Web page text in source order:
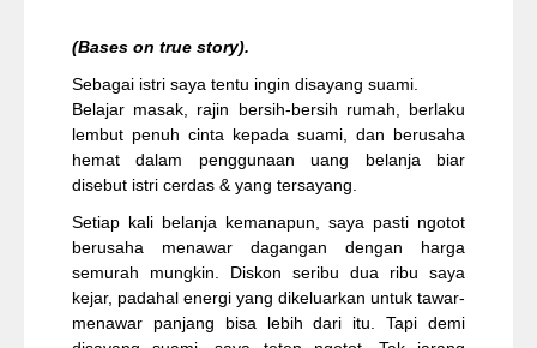
(Bases on true story).
Sebagai istri saya tentu ingin disayang suami.
Belajar masak, rajin bersih-bersih rumah, berlaku
lembut penuh cinta kepada suami, dan berusaha
hemat dalam penggunaan uang belanja biar
disebut istri cerdas & yang tersayang.
Setiap kali belanja kemanapun, saya pasti ngotot
berusaha menawar dagangan dengan harga
semurah mungkin. Diskon seribu dua ribu saya
kejar, padahal energi yang dikeluarkan untuk tawar-
menawar panjang bisa lebih dari itu. Tapi demi